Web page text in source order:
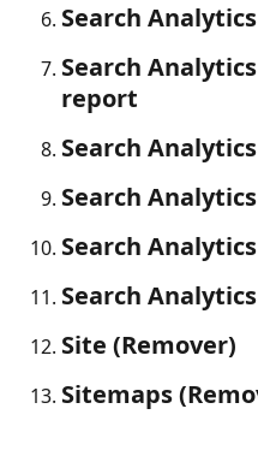
Search
Search
report
Search
Search
Search
Search
Site (Remover)
Sitemaps